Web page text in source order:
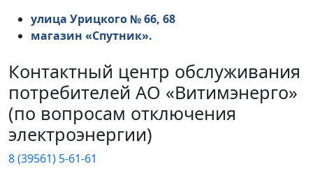
улица Урицкого № 66, 68
магазин «Спутник».
Контактный центр обслуживания
потребителей АО «Витимэнерго»
(по вопросам отключения
электроэнергии)
8 (39561) 5-61-61